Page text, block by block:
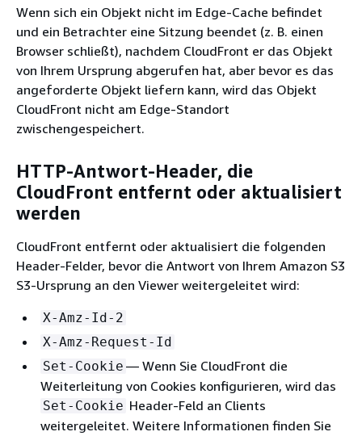
Wenn sich ein Objekt nicht im Edge-Cache befindet
und ein Betrachter eine Sitzung beendet (z. B. einen
Browser schließt), nachdem CloudFront er das Objekt
von Ihrem Ursprung abgerufen hat, aber bevor es das
angeforderte Objekt liefern kann, wird das Objekt
CloudFront nicht am Edge-Standort
zwischengespeichert.
HTTP-Antwort-Header, die
CloudFront entfernt oder aktualisiert
werden
CloudFront entfernt oder aktualisiert die folgenden
Header-Felder, bevor die Antwort von Ihrem Amazon S3
S3-Ursprung an den Viewer weitergeleitet wird:
X-Amz-Id-2
X-Amz-Request-Id
Set-Cookie — Wenn Sie CloudFront die
Weiterleitung von Cookies konfigurieren, wird das
Set-Cookie Header-Feld an Clients
weitergeleitet. Weitere Informationen finden Sie